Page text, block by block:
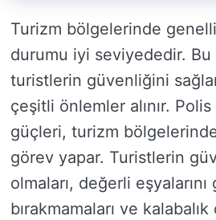
Turizm bölgelerinde
durumu iyi seviyededir.
turistlerin güvenliğini
çeşitli önlemler alınır.
güçleri, turizm
görev yapar. Turistlerin
olmaları, değerli
bırakmamaları ve